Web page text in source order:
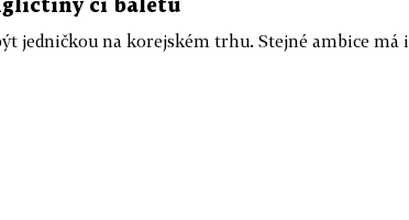
či baletu
jedničkou na korejském trhu. Stejné ambice má i